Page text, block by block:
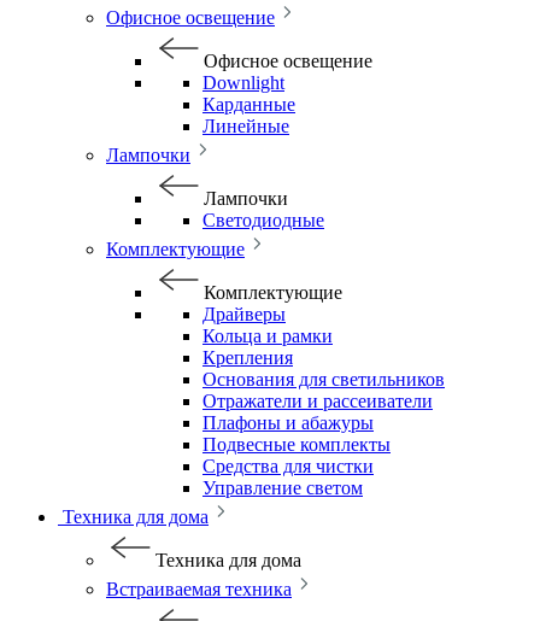
Офисное освещение
Офисное освещение
Downlight
Карданные
Линейные
Лампочки
Лампочки
Светодиодные
Комплектующие
Комплектующие
Драйверы
Кольца и рамки
Крепления
Основания для светильников
Отражатели и рассеиватели
Плафоны и абажуры
Подвесные комплекты
Средства для чистки
Управление светом
Техника для дома
Техника для дома
Встраиваемая техника